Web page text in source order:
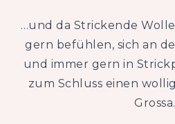
…und da Strickende
gern befühlen, sich an
und immer gern in
zum Schluss einen
Grossa.